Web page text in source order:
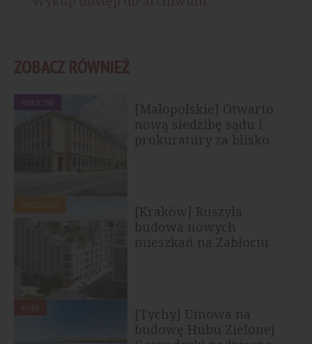
ZOBACZ RÓWNIEŻ
PUBLICZNE
[Małopolskie] Otwarto
nową siedzibę sądu i
prokuratury za blisko
[Kraków] Ruszyła
budowa nowych
mieszkań na Zabłociu
[Tychy] Umowa na
budowę Hubu Zielonej